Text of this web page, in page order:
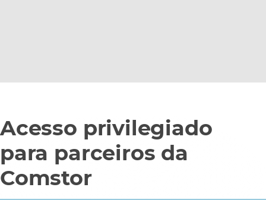
Acesso privilegiado
para parceiros da
Comstor